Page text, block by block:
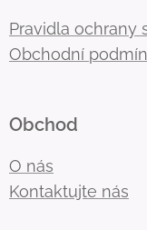
Pravidla ochrany
Obchodní
Obchod
O nás
Kontaktujte nás